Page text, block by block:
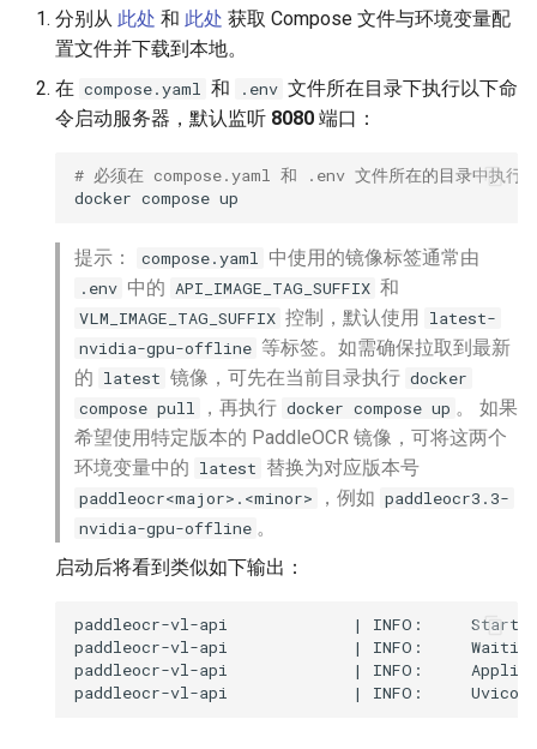
分别从 此处 和 此处 获取 Compose 文件与环境变量配
置文件并下载到本地。
在 compose.yaml 和 .env 文件所在目录下执行以下命
令启动服务器，默认监听 8080 端口：
# 必须在 compose.yaml 和 .env 文件所在的目录中执行
docker compose
提示： compose.yaml 中使用的镜像标签通常由
.env 中的 API_IMAGE_TAG_SUFFIX 和
VLM_IMAGE_TAG_SUFFIX 控制，默认使用
latest-
nvidia-gpu-offline 等标签。如需确保拉取到最新
的 latest 镜像，可先在当前目录执行 docker
compose pull
，再执行 docker compose up 。 如果
希望使用特定版本的 PaddleOCR 镜像，可将这两个
环境变量中的 latest 替换为对应版本号
paddleocr<major>.<minor> ，例如 paddleocr3.3-
nvidia-gpu-offline 。
启动后将看到类似如下输出：